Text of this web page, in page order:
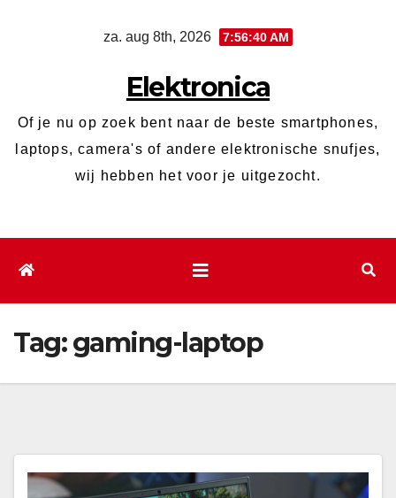
za. aug 8th, 2026 7:56:41 AM
Elektronica
Of je nu op zoek bent naar de beste smartphones,
laptops, camera's of andere elektronische snufjes,
wij hebben het voor je uitgezocht.
Tag:gaming-laptop